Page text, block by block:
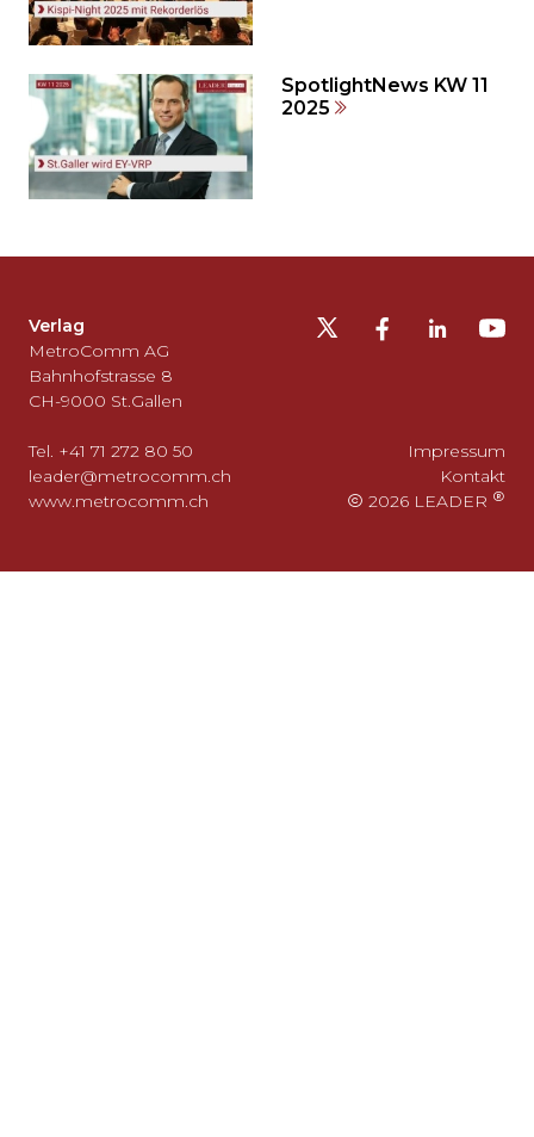
SpotlightNews KW 11
2025
auslassen
und
zurück
zum
gehen?
Verlag
MetroComm AG
Bahnhofstrasse 8
CH-9000 St.Gallen
Tel. +41 71 272 80 50
leader@metrocomm.ch
www.metrocomm.ch
Impressum
Kontakt
2026 LEADER